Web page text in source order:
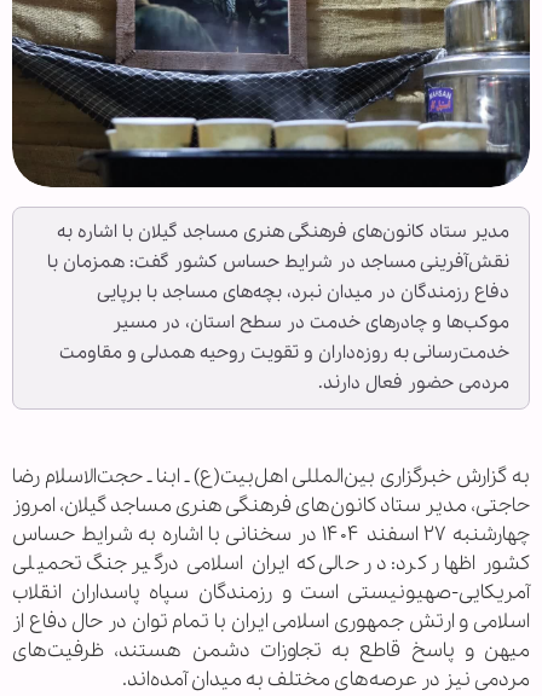
مدیر ستاد کانون‌های فرهنگی هنری مساجد گیلان با اشاره به
نقش‌آفرینی مساجد در شرایط حساس کشور گفت: همزمان با
دفاع رزمندگان در میدان نبرد، بچه‌های مساجد با برپایی
موکب‌ها و چادرهای خدمت در سطح استان، در مسیر
خدمت‌رسانی به روزه‌داران و تقویت روحیه همدلی و مقاومت
مردمی حضور فعال دارند.
به گزارش خبرگزاری بین‌المللی اهل‌بیت(ع) ـ ابنا ـ حجت‌الاسلام رضا
حاجتی، مدیر ستاد کانون‌های فرهنگی هنری مساجد گیلان، امروز
چهارشنبه ۲۷ اسفند ۱۴۰۴ در سخنانی با اشاره به شرایط حساس
کشور اظهار کرد: در حالی که ایران اسلامی درگیر جنگ تحمیلی
آمریکایی-صهیونیستی است و رزمندگان سپاه پاسداران انقلاب
اسلامی و ارتش جمهوری اسلامی ایران با تمام توان در حال دفاع از
میهن و پاسخ قاطع به تجاوزات دشمن هستند، ظرفیت‌های
مردمی نیز در عرصه‌های مختلف به میدان آمده‌اند.